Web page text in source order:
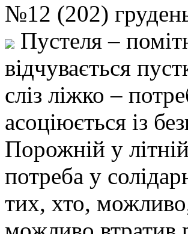
№12 (202)
Пустеля –
відчувається
сліз ліжко –
асоціюється із
Порожній у
потреба у
тих, хто,